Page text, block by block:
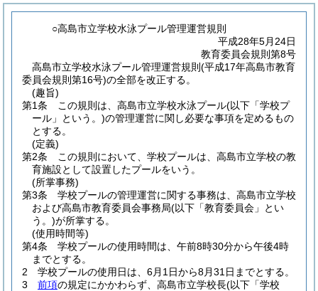
○高島市立学校水泳プール管理運営規則
平成28年5月24日
教育委員会規則第8号
高島市立学校水泳プール管理運営規則(平成17年高島市教育
委員会規則第16号)の全部を改正する。
(趣旨)
第1条
この規則は、高島市立学校水泳プール(以下「学校プ
ール」という。)の管理運営に関し必要な事項を定めるもの
とする。
(定義)
第2条
この規則において、学校プールは、高島市立学校の教
育施設として設置したプールをいう。
(所掌事務)
第3条
学校プールの管理運営に関する事務は、高島市立学校
および高島市教育委員会事務局(以下「教育委員会」とい
う。)が所掌する。
(使用時間等)
第4条
学校プールの使用時間は、午前8時30分から午後4時
までとする。
2
学校プールの使用日は、6月1日から8月31日までとする。
3
前項の規定にかかわらず、高島市立学校長(以下「学校